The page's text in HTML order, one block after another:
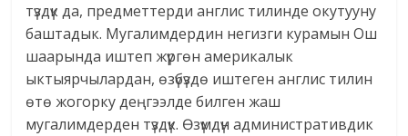
түздүк да, предметтерди англис тилинде окутууну
баштадык. Мугалимдердин негизги курамын Ош
шаарында иштеп жүргөн америкалык
ыктыярчылардан, өзүбүздө иштеген англис тилин
өтө жогорку деңгээлде билген жаш
мугалимдерден түздүк. Өзүмдүн административдик